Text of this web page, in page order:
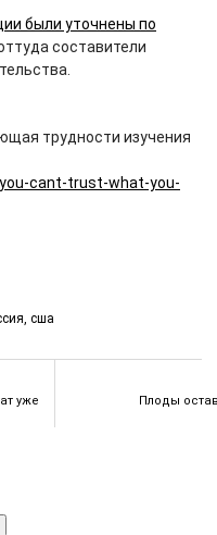
были уточнены по
составители
трудности изучения
cant-trust-what-you-
, сша
уже
Плоды